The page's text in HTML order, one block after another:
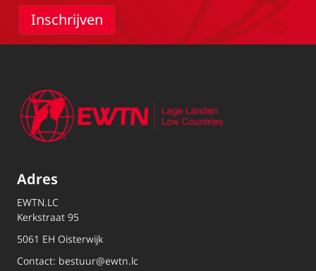
Adres
EWTN.LC
Kerkstraat 95
5061 EH Oisterwijk
Contact: bestuur@ewtn.lc